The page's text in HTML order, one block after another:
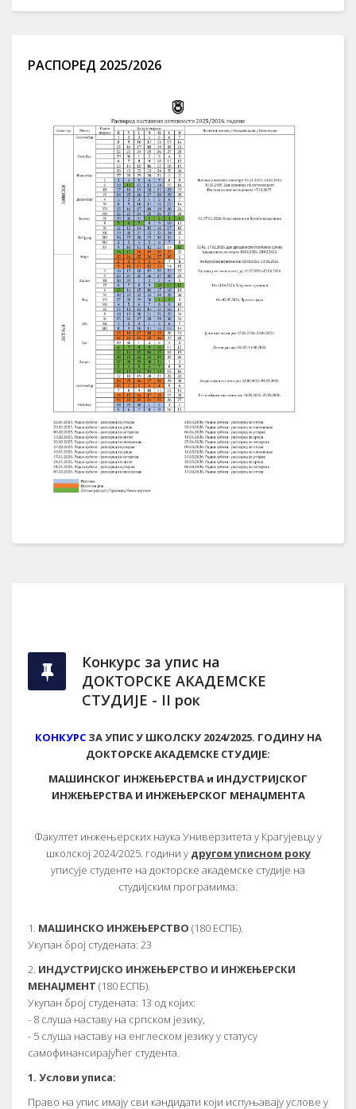
РАСПОРЕД 2025/2026
Конкурс за упис на
ДОКТОРСКЕ АКАДЕМСКЕ
СТУДИЈЕ - II рок
КОНКУРС ЗА УПИС У ШКОЛСКУ 2024/2025. ГОДИНУ НА
ДОКТОРСКЕ АКАДЕМСКЕ СТУДИЈЕ:
MАШИНСКОГ ИНЖЕЊЕРСТВА и ИНДУСТРИЈСКОГ
ИНЖЕЊЕРСТВА И ИНЖЕЊЕРСКОГ МЕНАЏМЕНТА
Факултет инжењерских наука Универзитета у Крагујевцу у
школској 2024/2025. години у другом уписном року
уписује студенте на докторске академске студије на
студијским програмима:
1. МАШИНСКО ИНЖЕЊЕРСТВО (180 ЕСПБ).
Укупан број студената: 23
2. ИНДУСТРИЈСКО ИНЖЕЊЕРСТВО И ИНЖЕЊЕРСКИ
МЕНАЏМЕНТ (180 ЕСПБ).
Укупан број студената: 13 од којих:
- 8 слуша наставу на српском језику,
- 5 слуша наставу на енглеском језику у статусу
самофинансирајућег студента.
1. Услови уписа:
Право на упис имају сви кандидати који испуњавају услове у